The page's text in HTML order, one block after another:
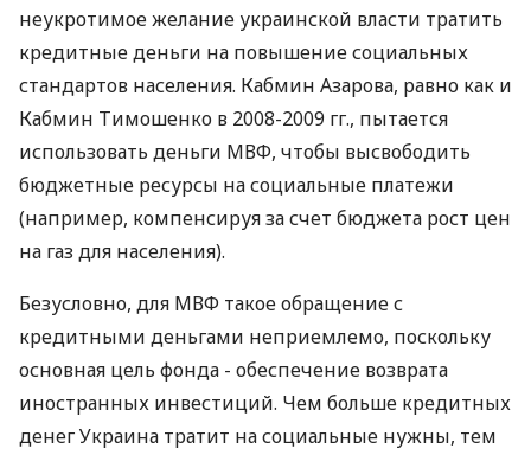
неукротимое желание украинской власти тратить
кредитные деньги на повышение социальных
стандартов населения. Кабмин Азарова, равно как и
Кабмин Тимошенко в 2008-2009 гг., пытается
использовать деньги МВФ, чтобы высвободить
бюджетные ресурсы на социальные платежи
(например, компенсируя за счет бюджета рост цен
на газ для населения).
Безусловно, для МВФ такое обращение с
кредитными деньгами неприемлемо, поскольку
основная цель фонда - обеспечение возврата
иностранных инвестиций. Чем больше кредитных
денег Украина тратит на социальные нужны, тем